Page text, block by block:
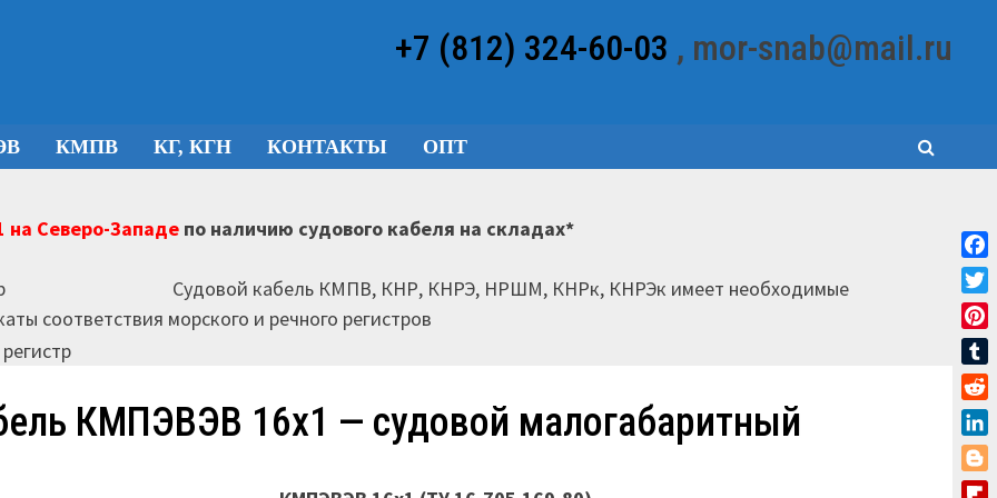
+7 (812) 324-60-03 , mor-snab@mail.ru
КМПВ КГ, КГН КОНТАКТЫ ОПТ
Северо-Западепо наличию судового кабеля на складах*
Судовой кабель КМПВ, КНР, КНРЭ, НРШМ, КНРк, КНРЭк имеет необходимые
соответствия морского и речного регистров
КМПЭВЭВ 16х1 — судовой малогабаритный